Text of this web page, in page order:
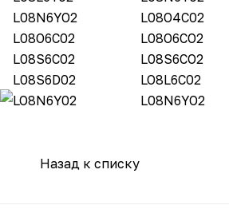
L08N6YO2
L08O4C02
L08O6C02
L08O6CO2
L08S6C02
L08S6CO2
L08S6D02
LO8L6C02
LO8N6Y02
L08N6YO2
Назад к списку